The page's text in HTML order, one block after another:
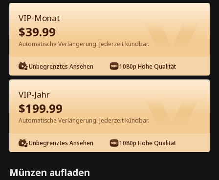
Episode 94 - Vater steht über allem
Kompletter Film
1-50 51-99
94 95 96 97 98
VIP-Monat
$39.99
Automatische Verlängerung. Jederzeit kündbar.
Unbegrenztes Ansehen 1080p Hohe Qualität
VIP-Jahr
$199.99
Automatische Verlängerung. Jederzeit kündbar.
Unbegrenztes Ansehen 1080p Hohe Qualität
Münzen aufladen